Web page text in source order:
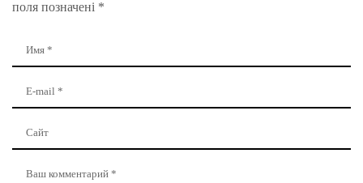
поля позначені *